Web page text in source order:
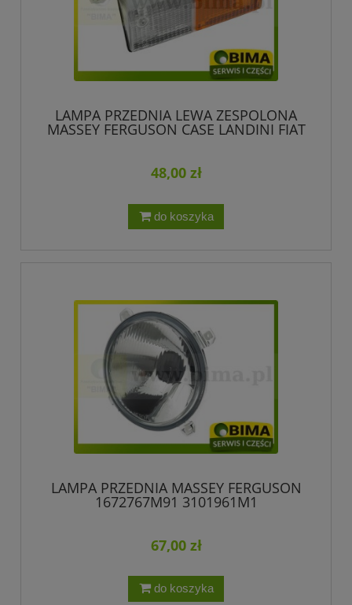
LAMPA PRZEDNIA LEWA ZESPOLONA
MASSEY FERGUSON CASE LANDINI FIAT
48,00 zł
do koszyka
LAMPA PRZEDNIA MASSEY FERGUSON
1672767M91 3101961M1
67,00 zł
do koszyka